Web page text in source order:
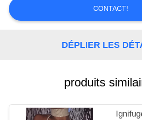
DEMANDEZ
UNE
CITATION
SITE
CONTACT!
DÉPLIER LES
produits